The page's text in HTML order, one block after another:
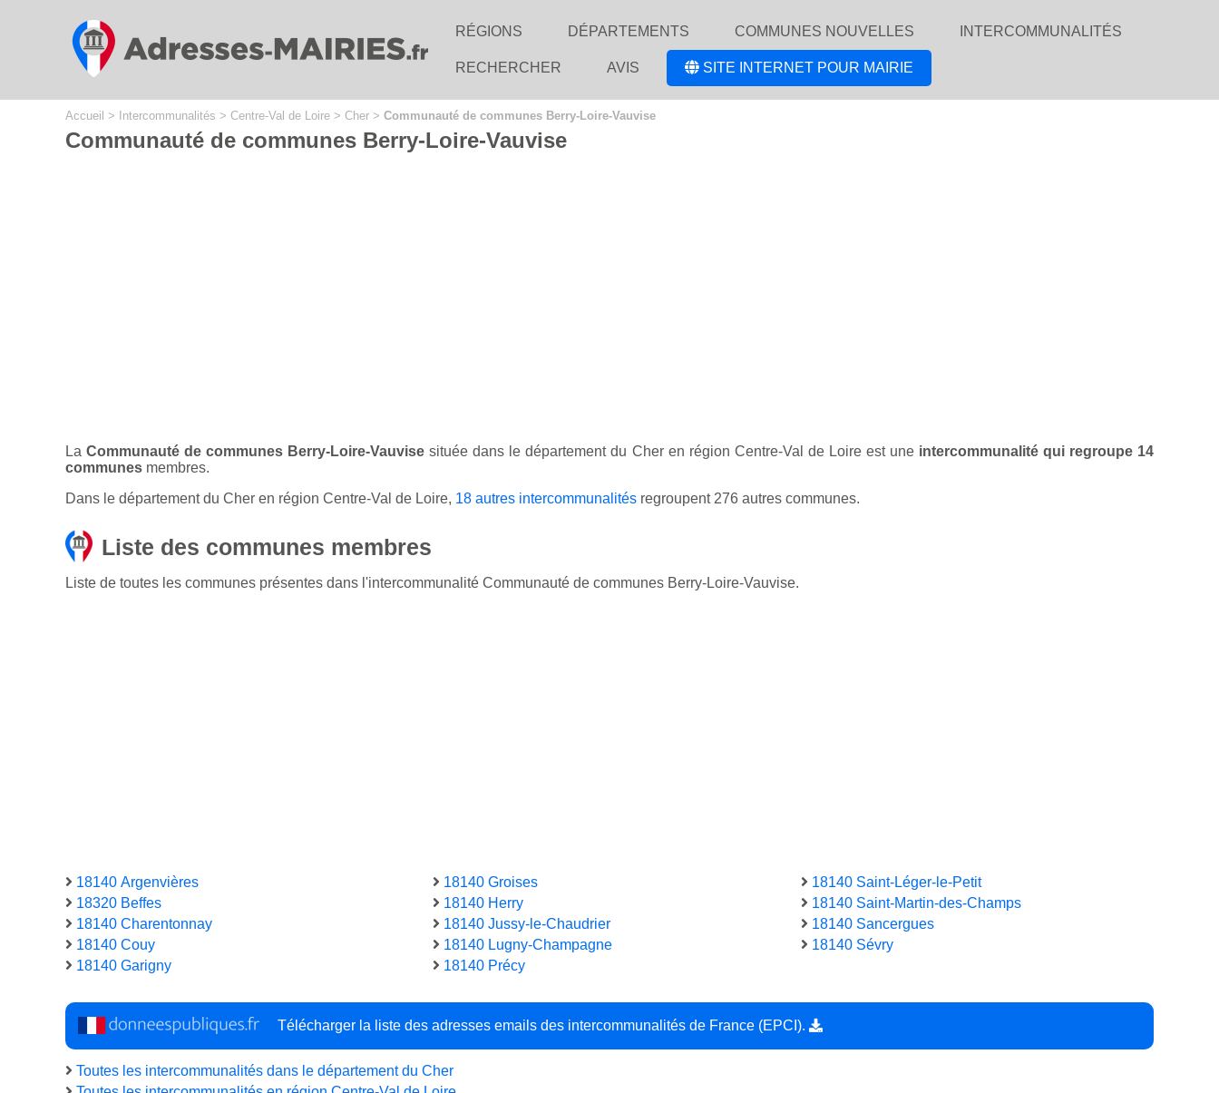
RÉGIONS DÉPARTEMENTS COMMUNES NOUVELLES INTERCOMMUNALITÉS
RECHERCHER AVIS SITE INTERNET POUR MAIRIE
Accueil > Intercommunalités > Centre-Val de Loire > Cher > Communauté de communes Berry-Loire-Vauvise
Communauté de communes Berry-Loire-Vauvise
LaCommunauté de communes Berry-Loire-Vauvise située dans le département du Cher en région Centre-Val de Loire est une intercommunalité qui regroupe 14
communes membres.
Dans le département du Cher en région Centre-Val de Loire, 18 autres intercommunalités regroupent 276 autres communes.
Liste des communes membres
Liste de toutes les communes présentes dans l'intercommunalité Communauté de communes Berry-Loire-Vauvise.
18140 Argenvières
18320 Beffes
18140 Charentonnay
18140 Couy
18140 Garigny
18140 Groises
18140 Herry
18140 Jussy-le-Chaudrier
18140 Lugny-Champagne
18140 Précy
18140 Saint-Léger-le-Petit
18140 Saint-Martin-des-Champs
18140 Sancergues
18140 Sévry
Télécharger la liste des adresses emails des intercommunalités de France (EPCI).
Toutes les intercommunalités dans le département du Cher